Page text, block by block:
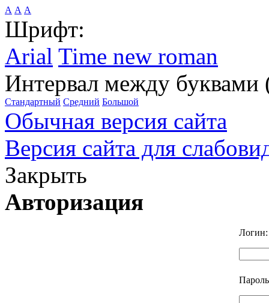
А А А
Шрифт:
Arial Time new roman
Интервал между буквами
Стандартный Средний Большой
Обычная версия сайта
Версия сайта для
Закрыть
Авторизация
Логин: